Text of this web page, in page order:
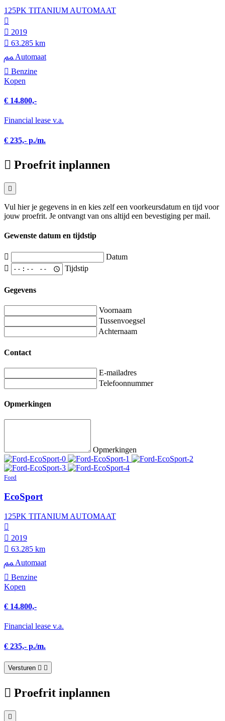
125PK TITANIUM AUTOMAAT
2019
63.285 km
Automaat
Benzine
Kopen
€ 14.800,-
Financial lease v.a.
€ 235,- p./m.
Proefrit inplannen
Vul hier je gegevens in en kies zelf een voorkeursdatum en tijd voor
jouw proefrit. Je ontvangt van ons altijd een bevestiging per mail.
Gewenste datum en tijdstip
Datum
Tijdstip
Gegevens
Voornaam
Tussenvoegsel
Achternaam
Contact
E-mailadres
Telefoonnummer
Opmerkingen
Opmerkingen
Ford
EcoSport
125PK TITANIUM AUTOMAAT
2019
63.285 km
Automaat
Benzine
Kopen
€ 14.800,-
Financial lease v.a.
€ 235,- p./m.
Versturen
Proefrit inplannen